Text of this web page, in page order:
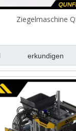
Ziegelmaschine
erkundigen